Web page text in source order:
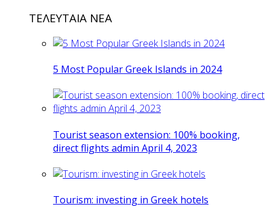
ΤΕΛΕΥΤΑΙΑ ΝΕΑ
5 Most Popular Greek Islands in 2024
Tourist season extension: 100% booking,
direct flights admin April 4, 2023
Tourism: investing in Greek hotels